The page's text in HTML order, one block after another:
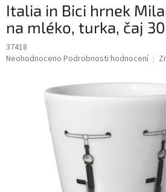
Italia in Bici hrnek
na mléko, turka, čaj
37418
Průměrné
Neohodnoceno Podrobnosti hodnocení